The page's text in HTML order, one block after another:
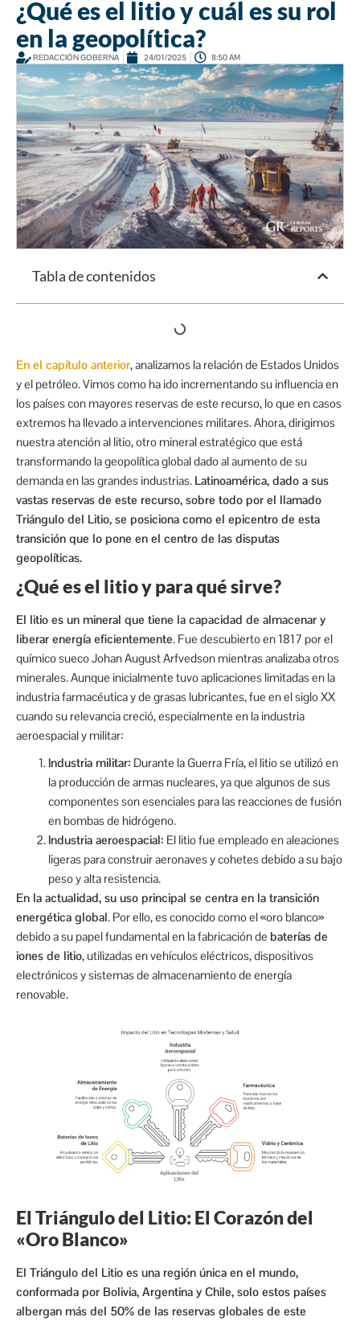
¿Qué es el litio y cuál es su rol
en la geopolítica?
REDACCIÓN GOBERNA 24/01/2025 8:50 AM
Tabla de contenidos
En el capítulo anterior, analizamos la relación de Estados Unidos
y el petróleo. Vimos como ha ido incrementando su influencia en
los países con mayores reservas de este recurso, lo que en casos
extremos ha llevado a intervenciones militares. Ahora, dirigimos
nuestra atención al litio, otro mineral estratégico que está
transformando la geopolítica global dado al aumento de su
demanda en las grandes industrias. Latinoamérica, dado a sus
vastas reservas de este recurso, sobre todo por el llamado
Triángulo del Litio, se posiciona como el epicentro de esta
transición que lo pone en el centro de las disputas
geopolíticas.
¿Qué es el litio y para qué sirve?
El litio es un mineral que tiene la capacidad de almacenar y
liberar energía eficientemente. Fue descubierto en 1817 por el
químico sueco Johan August Arfvedson mientras analizaba otros
minerales. Aunque inicialmente tuvo aplicaciones limitadas en la
industria farmacéutica y de grasas lubricantes, fue en el siglo XX
cuando su relevancia creció, especialmente en la industria
aeroespacial y militar:
Industria militar: Durante la Guerra Fría, el litio se utilizó en
la producción de armas nucleares, ya que algunos de sus
componentes son esenciales para las reacciones de fusión
en bombas de hidrógeno.
Industria aeroespacial: El litio fue empleado en aleaciones
ligeras para construir aeronaves y cohetes debido a su bajo
peso y alta resistencia.
En la actualidad, su uso principal se centra en la transición
energética global. Por ello, es conocido como el «oro blanco»
debido a su papel fundamental en la fabricación de baterías de
iones de litio, utilizadas en vehículos eléctricos, dispositivos
electrónicos y sistemas de almacenamiento de energía
renovable.
El Triángulo del Litio: El Corazón del
«Oro Blanco»
El Triángulo del Litio es una región única en el mundo,
conformada por Bolivia, Argentina y Chile, solo estos países
albergan más del 50% de las reservas globales de este